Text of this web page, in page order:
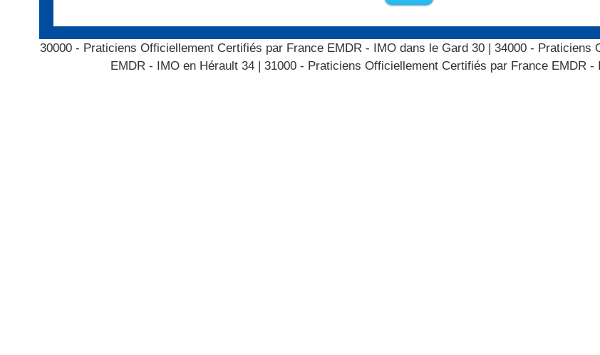
30000 - Praticiens Officiellement Certifiés par France EMDR - IMO dans le Gard 30
34000 - Praticiens
EMDR - IMO en Hérault 34
31000 - Praticiens Officiellement Certifiés par France EMDR -